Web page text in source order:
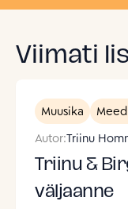
Viimati
Muusika
Autor:Triinu
Triinu &
väljaanne